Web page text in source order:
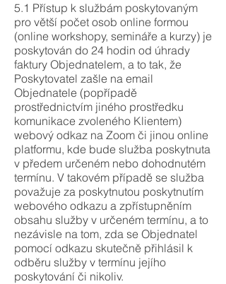
5.1 Přístup k službám poskytovaným
pro větší počet osob online formou
(online workshopy, semináře a kurzy) je
poskytován do 24 hodin od úhrady
faktury Objednatelem, a to tak, že
Poskytovatel zašle na email
Objednatele (popřípadě
prostřednictvím jiného prostředku
komunikace zvoleného Klientem)
webový odkaz na Zoom či jinou online
platformu, kde bude služba poskytnuta
v předem určeném nebo dohodnutém
termínu. V takovém případě se služba
považuje za poskytnutou poskytnutím
webového odkazu a zpřístupněním
obsahu služby v určeném termínu, a to
nezávisle na tom, zda se Objednatel
pomocí odkazu skutečně přihlásil k
odběru služby v termínu jejího
poskytování či nikoliv.